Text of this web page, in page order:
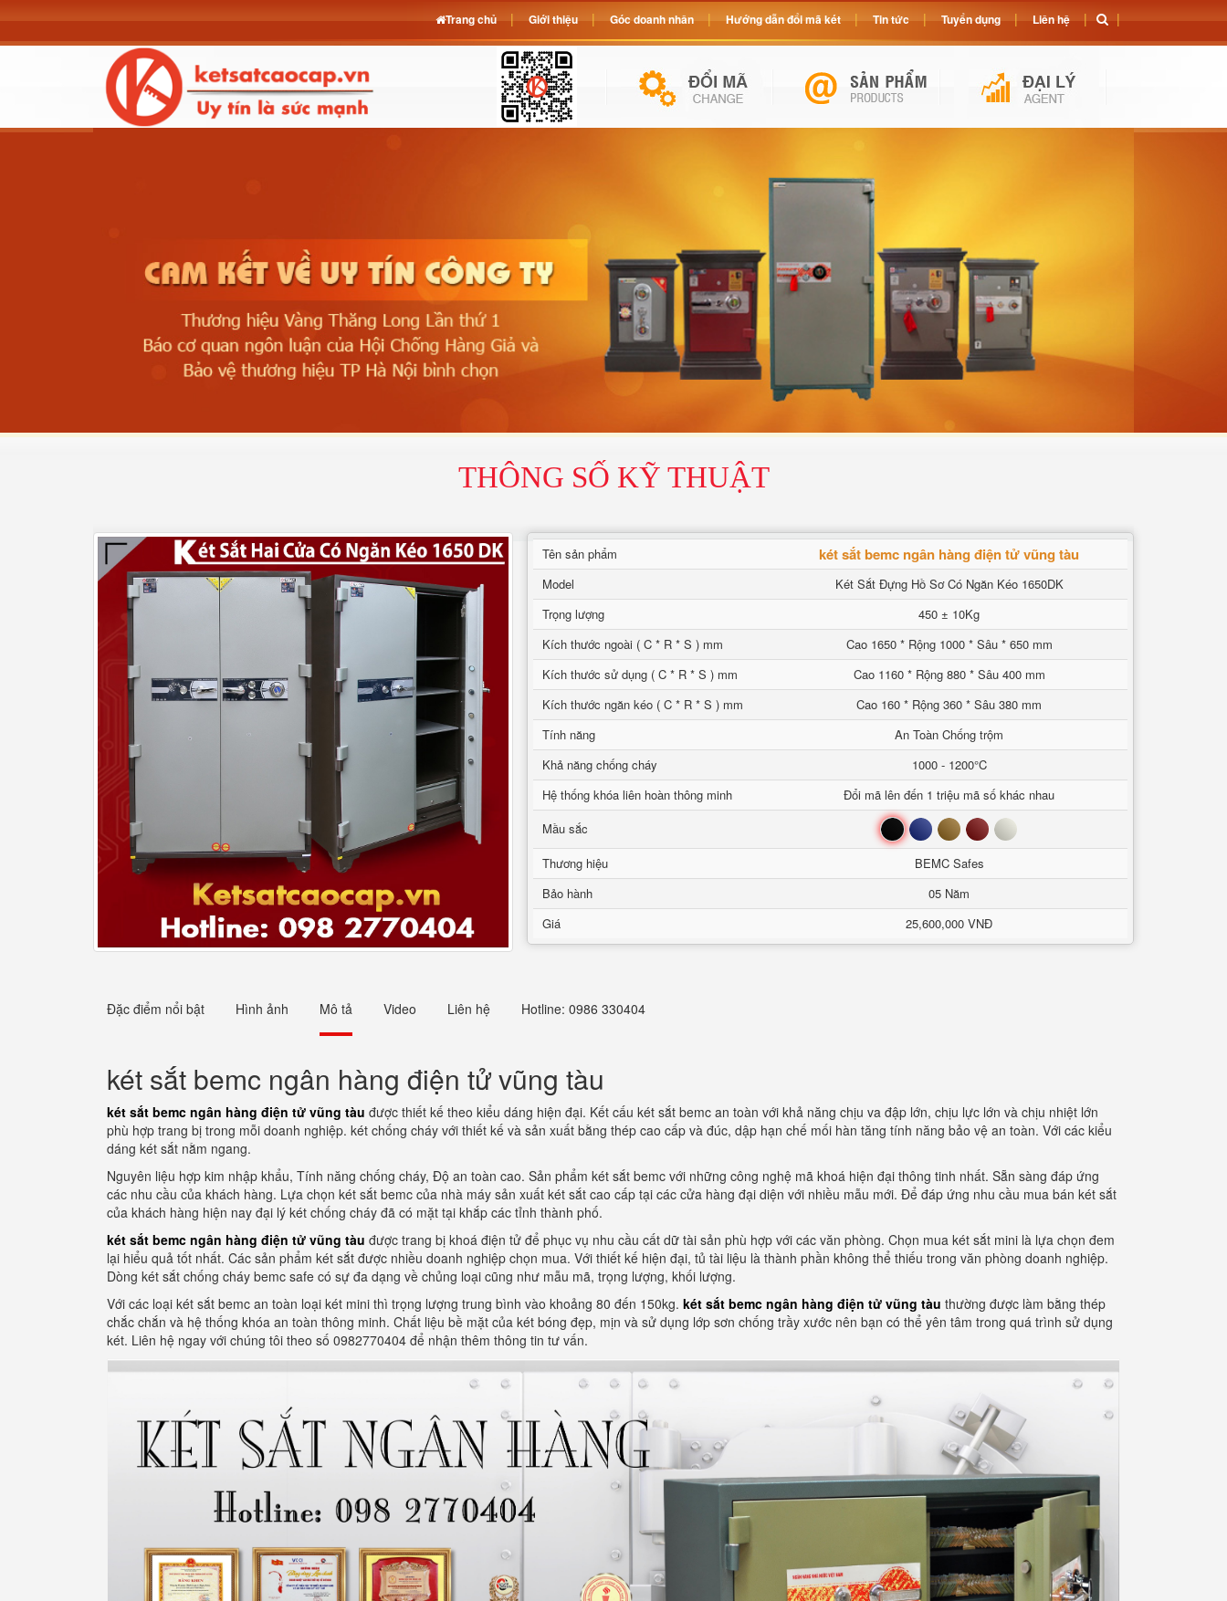
THÔNG SỐ KỸ THUẬT
Tên sản phẩm két sắt bemc ngân hàng điện tử vũng tàu
Model
Két Sắt Đựng Hồ Sơ Có Ngăn Kéo 1650DK
Trọng lượng
450 ± 10Kg
Kích thước ngoài ( C * R * S ) mm
Cao 1650 * Rộng 1000 * Sâu * 650 mm
Kích thước sử dụng ( C * R * S ) mm
Cao 1160 * Rộng 880 * Sâu 400 mm
Kích thước ngăn kéo ( C * R * S ) mm
Cao 160 * Rộng 360 * Sâu 380 mm
Tính năng
An Toàn Chống trộm
Khả năng chống cháy
1000 - 1200°C
Hệ thống khóa liên hoàn thông minh
Đổi mã lên đến 1 triệu mã số khác nhau
Mầu sắc
Đen Xanh Nâu Đỏ Trắng
Thương hiệu
BEMC Safes
Bảo hành
05 Năm
Giá
25,600,000 VNĐ
Đặc điểm nổi bật Hình ảnh Mô tả Video Liên hệ Hotline: 0986 330404
két sắt bemc ngân hàng điện tử vũng tàu
két sắt bemc ngân hàng điện tử vũng tàu được thiết kế theo kiểu dáng hiện đại. Kết cấu két sắt bemc an toàn với khả năng chịu va đập lớn, chịu lực lớn và chịu nhiệt lớn
phù hợp trang bị trong mỗi doanh nghiệp. két chống cháy với thiết kế và sản xuất bằng thép cao cấp và đúc, dập hạn chế mối hàn tăng tính năng bảo vệ an toàn. Với các kiểu
dáng két sắt nằm ngang.
Nguyên liệu hợp kim nhập khẩu, Tính năng chống cháy, Độ an toàn cao. Sản phẩm két sắt bemc với những công nghệ mã khoá hiện đại thông tinh nhất. Sẵn sàng đáp ứng
các nhu cầu của khách hàng. Lựa chọn két sắt bemc của nhà máy sản xuất két sắt cao cấp tại các cửa hàng đại diện với nhiều mẫu mới. Để đáp ứng nhu cầu mua bán két sắt
của khách hàng hiện nay đại lý két chống cháy đã có mặt tại khắp các tỉnh thành phố.
két sắt bemc ngân hàng điện tử vũng tàu được trang bị khoá điện tử để phục vụ nhu cầu cất dữ tài sản phù hợp với các văn phòng. Chọn mua két sắt mini là lựa chọn đem
lại hiểu quả tốt nhất. Các sản phẩm két sắt được nhiều doanh nghiệp chọn mua. Với thiết kế hiện đại, tủ tài liệu là thành phần không thể thiếu trong văn phòng doanh nghiệp.
Dòng két sắt chống cháy bemc safe có sự đa dạng về chủng loại cũng như mẫu mã, trọng lượng, khối lượng.
Với các loại két sắt bemc an toàn loại két mini thì trọng lượng trung bình vào khoảng 80 đến 150kg. két sắt bemc ngân hàng điện tử vũng tàu thường được làm bằng thép
chắc chắn và hệ thống khóa an toàn thông minh. Chất liệu bề mặt của két bóng đẹp, mịn và sử dụng lớp sơn chống trầy xước nên bạn có thể yên tâm trong quá trình sử dụng
két. Liên hệ ngay với chúng tôi theo số 0982770404 để nhận thêm thông tin tư vấn.
Trang chủ Giới thiệu Góc doanh nhân Hướng dẫn đổi mã két Tin tức Tuyển dụng Liên hệ